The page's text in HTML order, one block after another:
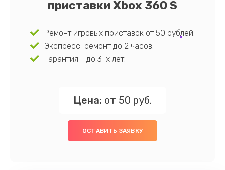
приставки Xbox 360 S
Ремонт игровых приставок от 50 рублей;
Экспресс-ремонт до 2 часов;
Гарантия - до 3-х лет;
Цена: от 50 руб.
ОСТАВИТЬ ЗАЯВКУ